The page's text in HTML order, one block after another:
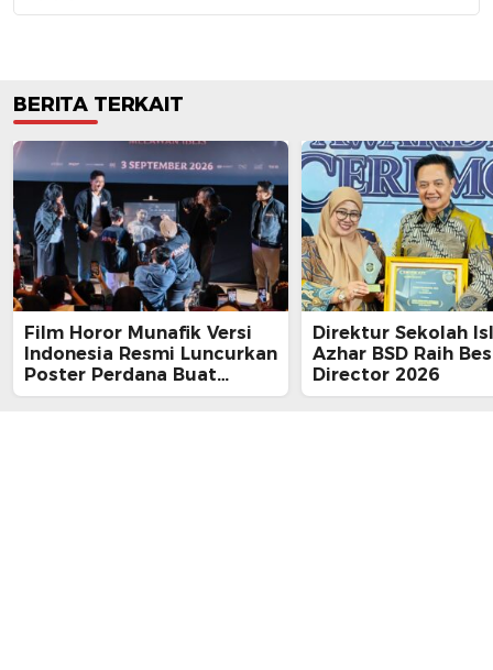
BERITA TERKAIT
Film Horor Munafik Versi
Indonesia Resmi Luncurkan
Poster Perdana Buat
Kesan Spiritual Religi
Direktur Sekolah
Azhar BSD Raih
Director 2026